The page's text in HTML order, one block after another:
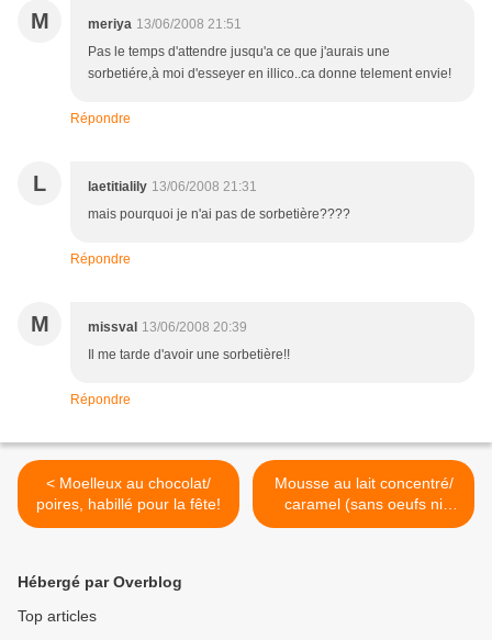
M meriya 13/06/2008 21:51
Pas le temps d'attendre jusqu'a ce que j'aurais une
sorbetiére,à moi d'esseyer en illico..ca donne telement envie!
Répondre
L laetitialily 13/06/2008 21:31
mais pourquoi je n'ai pas de sorbetière????
Répondre
M missval 13/06/2008 20:39
Il me tarde d'avoir une sorbetière!!
Répondre
< Moelleux au chocolat/
poires, habillé pour la fête!
Mousse au lait concentré/
caramel (sans oeufs ni
crème) >
Hébergé par Overblog
Top articles